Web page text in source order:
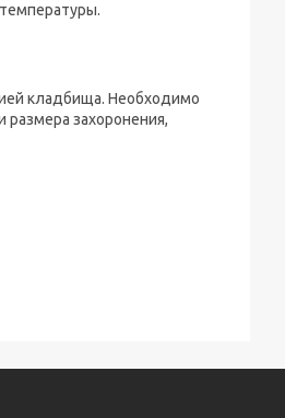
кладбища. Необходимо
размера захоронения,